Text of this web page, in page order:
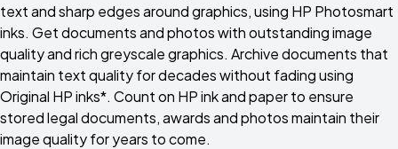
text and sharp edges around graphics, using HP Photosmart
inks. Get documents and photos with outstanding image
quality and rich greyscale graphics. Archive documents that
maintain text quality for decades without fading using
Original HP inks*. Count on HP ink and paper to ensure
stored legal documents, awards and photos maintain their
image quality for years to come.